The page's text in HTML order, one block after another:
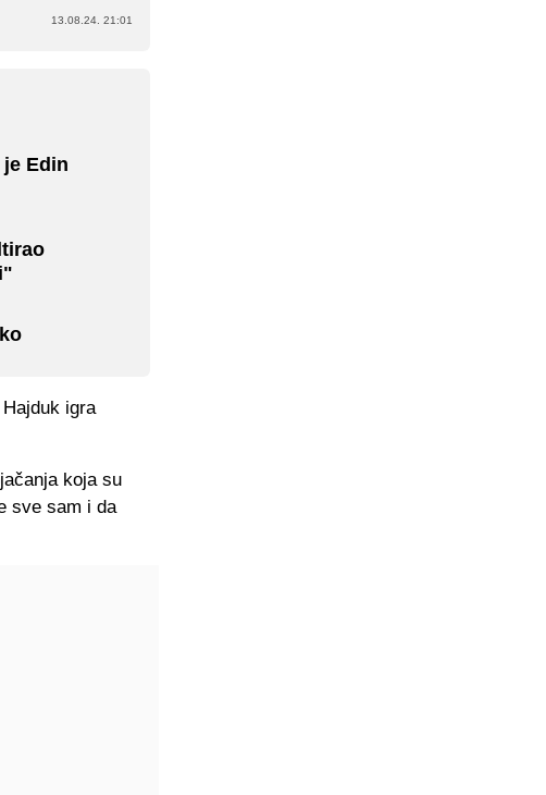
13.08.24. 21:01
Edin
igra
koja su
sve sam i da